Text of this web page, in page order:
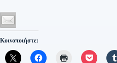
Κοινοποιήστε: